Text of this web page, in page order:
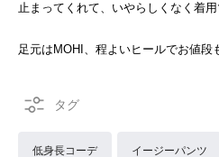
止まってくれて、いやらしくなく着用
足元はMOHI、程よいヒールでお値段
低身長コーデ イージーパンツ